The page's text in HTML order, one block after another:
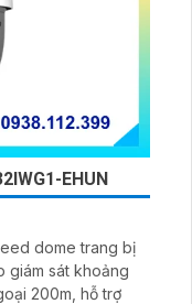
EHUN
dome trang bị
giám sát khoảng
200m, hỗ trợ